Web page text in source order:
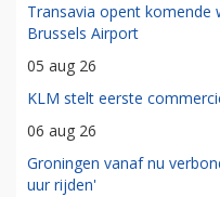
Transavia opent
Brussels Airport
05 aug 26
KLM stelt eerste
06 aug 26
Groningen vanaf nu
uur rijden'